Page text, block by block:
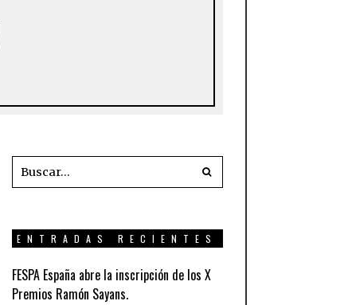
ENTRADAS RECIENTES
FESPA España abre la inscripción de los X
Premios Ramón Sayans.